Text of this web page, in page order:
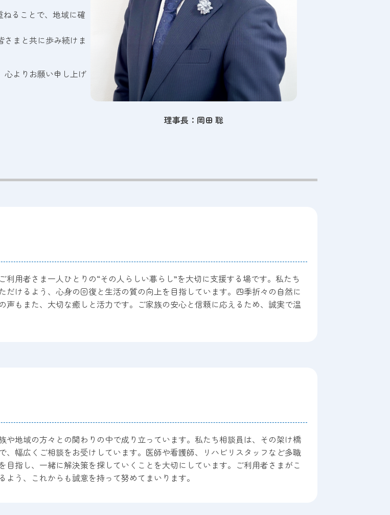
ることで、地域に確
まと共に歩み続けま
心よりお願い申し上げ
理事長：岡田 聡
用者さま一人ひとりの“その人らしい暮らし”を大切に支援する場です。私たち
けるよう、心身の回復と生活の質の向上を目指しています。四季折々の自然に
もまた、大切な癒しと活力です。ご家族の安心と信頼に応えるため、誠実で温
や地域の方々との関わりの中で成り立っています。私たち相談員は、その架け橋
、幅広くご相談をお受けしています。医師や看護師、リハビリスタッフなど多職
指し、一緒に解決策を探していくことを大切にしています。ご利用者さまがこ
う、これからも誠意を持って努めてまいります。